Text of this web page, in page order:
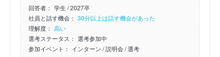
回答者： 学生 / 2027卒
社員と話す機会： 30分以上は話す機会があった
理解度： 高い
選考ステータス： 選考参加中
参加イベント： インターン / 説明会/ 選考